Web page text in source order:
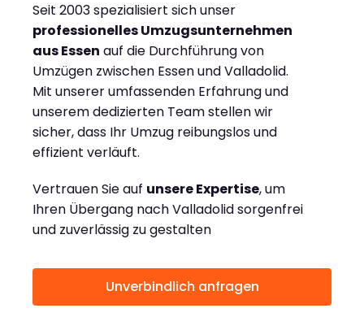
Seit 2003 spezialisiert sich unser
professionelles Umzugsunternehmen
aus Essen auf die Durchführung von
Umzügen zwischen Essen und Valladolid.
Mit unserer umfassenden Erfahrung und
unserem dedizierten Team stellen wir
sicher, dass Ihr Umzug reibungslos und
effizient verläuft.
Vertrauen Sie auf unsere Expertise, um
Ihren Übergang nach Valladolid sorgenfrei
und zuverlässig zu gestalten
Unverbindlich anfragen